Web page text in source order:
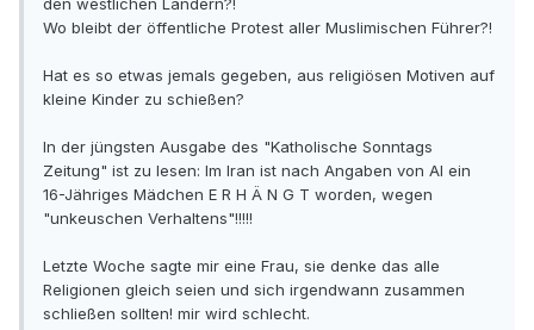
den westlichen Ländern?!
Wo bleibt der öffentliche Protest aller Muslimischen Führer?!
Hat es so etwas jemals gegeben, aus religiösen Motiven auf
kleine Kinder zu schießen?
In der jüngsten Ausgabe des "Katholische Sonntags
Zeitung" ist zu lesen: Im Iran ist nach Angaben von AI ein
16-Jähriges Mädchen E R H Ä N G T worden, wegen
"unkeuschen Verhaltens"!!!!!
Letzte Woche sagte mir eine Frau, sie denke das alle
Religionen gleich seien und sich irgendwann zusammen
schließen sollten! mir wird schlecht.